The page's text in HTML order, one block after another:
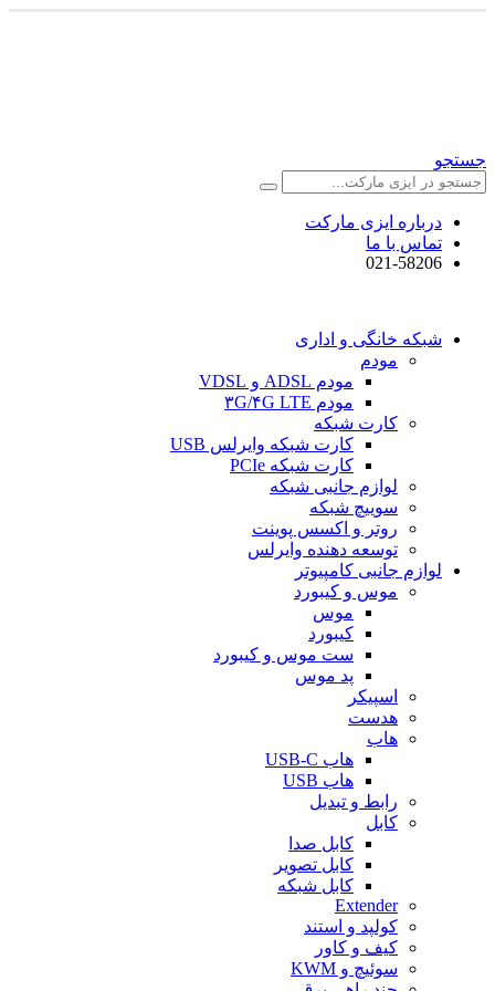
جستجو
درباره ایزی مارکت
تماس با ما
021-58206
شبکه خانگی و اداری
مودم
مودم ADSL و VDSL
مودم ۳G/۴G LTE
کارت شبکه
کارت شبکه وایرلس USB
کارت شبکه PCIe
لوازم جانبی شبکه
سوییچ شبکه
روتر و اکسس پوینت
توسعه دهنده وایرلس
لوازم جانبی کامپیوتر
موس و کیبورد
موس
کیبورد
ست موس و کیبورد
پد موس
اسپیکر
هدست
هاب
هاب USB-C
هاب USB
رابط و تبدیل
کابل
کابل صدا
کابل تصویر
کابل شبکه
Extender
کولپد و استند
کیف و کاور
سوئیچ و KWM